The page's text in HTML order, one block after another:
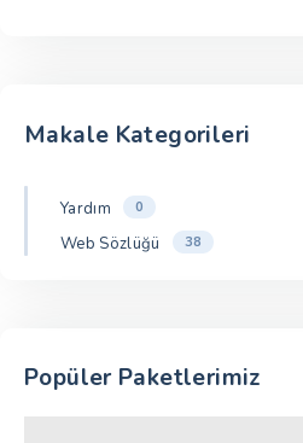
Makale Kategorileri
Yardım 0
Web Sözlüğü 38
Popüler Paketlerimiz